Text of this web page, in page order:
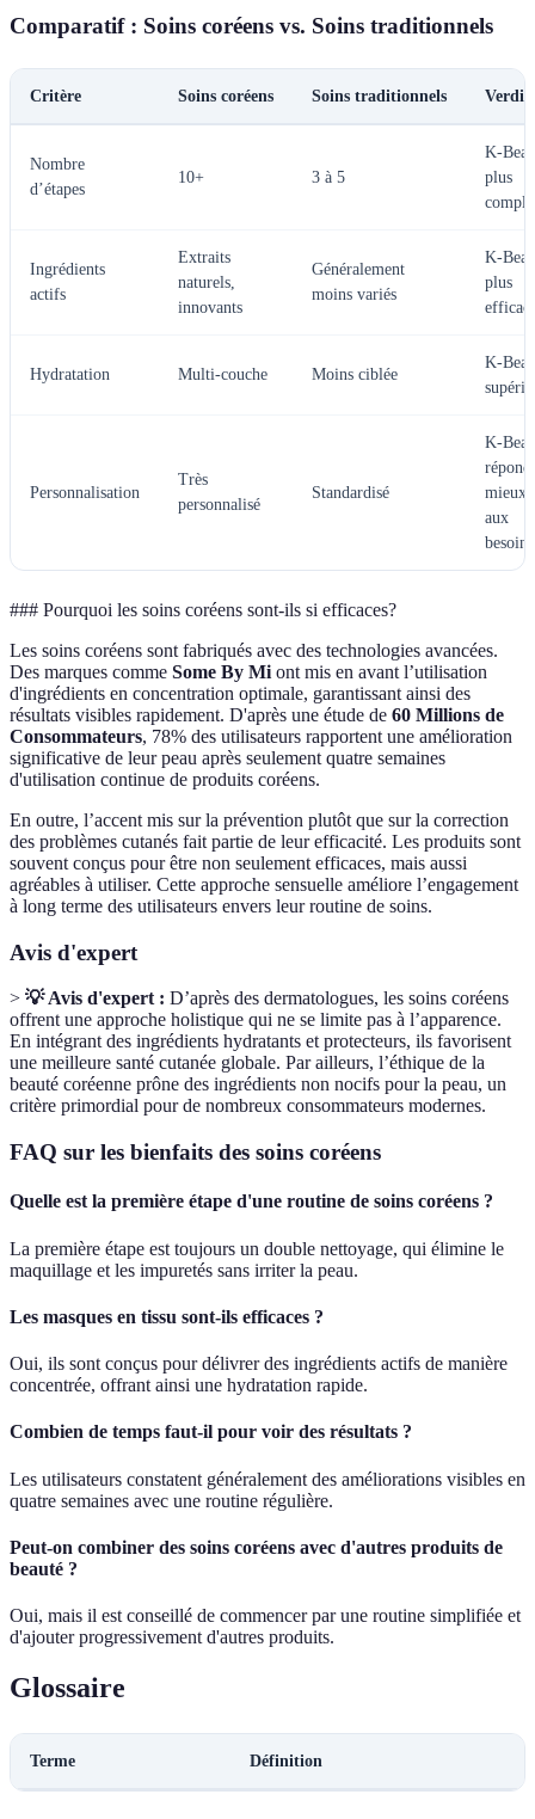
Comparatif : Soins coréens vs. Soins traditionnels
Critère Soins coréens Soins traditionnels
Nombre
d’étapes
10+ 3 à 5
K-
plus
Ingrédients
actifs
Extraits
naturels,
innovants
Généralement
moins variés
K-
plus
Hydratation Multi-couche Moins ciblée
K-
Personnalisation
Très
personnalisé
Standardisé
K-
répond
mieux
aux
besoins
### Pourquoi les soins coréens sont-ils si efficaces?
Les soins coréens sont fabriqués avec des technologies avancées.
Des marques comme Some By Mi ont mis en avant l’utilisation
d'ingrédients en concentration optimale, garantissant ainsi des
résultats visibles rapidement. D'après une étude de 60 Millions de
Consommateurs, 78% des utilisateurs rapportent une amélioration
significative de leur peau après seulement quatre semaines
d'utilisation continue de produits coréens.
En outre, l’accent mis sur la prévention plutôt que sur la correction
des problèmes cutanés fait partie de leur efficacité. Les produits sont
souvent conçus pour être non seulement efficaces, mais aussi
agréables à utiliser. Cette approche sensuelle améliore l’engagement
à long terme des utilisateurs envers leur routine de soins.
Avis d'expert
> 💡 Avis d'expert : D’après des dermatologues, les soins coréens
offrent une approche holistique qui ne se limite pas à l’apparence.
En intégrant des ingrédients hydratants et protecteurs, ils favorisent
une meilleure santé cutanée globale. Par ailleurs, l’éthique de la
beauté coréenne prône des ingrédients non nocifs pour la peau, un
critère primordial pour de nombreux consommateurs modernes.
FAQ sur les bienfaits des soins coréens
Quelle est la première étape d'une routine de soins coréens ?
La première étape est toujours un double nettoyage, qui élimine le
maquillage et les impuretés sans irriter la peau.
Les masques en tissu sont-ils efficaces ?
Oui, ils sont conçus pour délivrer des ingrédients actifs de manière
concentrée, offrant ainsi une hydratation rapide.
Combien de temps faut-il pour voir des résultats ?
Les utilisateurs constatent généralement des améliorations visibles en
quatre semaines avec une routine régulière.
Peut-on combiner des soins coréens avec d'autres produits de
beauté ?
Oui, mais il est conseillé de commencer par une routine simplifiée et
d'ajouter progressivement d'autres produits.
Glossaire
Terme Définition